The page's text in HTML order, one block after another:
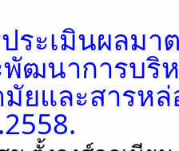
ระเมินผลมา
ฒนาการบริ
ยและสารห